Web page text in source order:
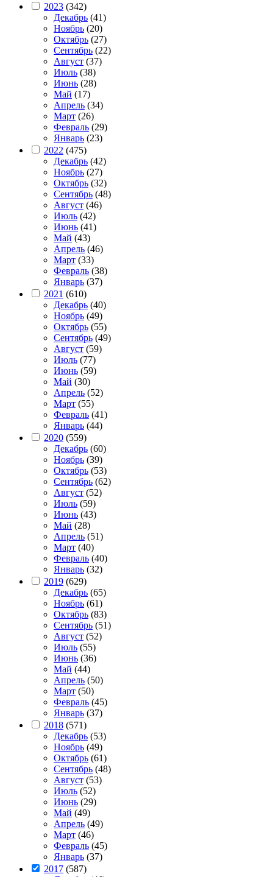
2023 (342)
Декабрь (41)
Ноябрь (20)
Октябрь (27)
Сентябрь (22)
Август (37)
Июль (38)
Июнь (28)
Май (17)
Апрель (34)
Март (26)
Февраль (29)
Январь (23)
2022 (475)
Декабрь (42)
Ноябрь (27)
Октябрь (32)
Сентябрь (48)
Август (46)
Июль (42)
Июнь (41)
Май (43)
Апрель (46)
Март (33)
Февраль (38)
Январь (37)
2021 (610)
Декабрь (40)
Ноябрь (49)
Октябрь (55)
Сентябрь (49)
Август (59)
Июль (77)
Июнь (59)
Май (30)
Апрель (52)
Март (55)
Февраль (41)
Январь (44)
2020 (559)
Декабрь (60)
Ноябрь (39)
Октябрь (53)
Сентябрь (62)
Август (52)
Июль (59)
Июнь (43)
Май (28)
Апрель (51)
Март (40)
Февраль (40)
Январь (32)
2019 (629)
Декабрь (65)
Ноябрь (61)
Октябрь (83)
Сентябрь (51)
Август (52)
Июль (55)
Июнь (36)
Май (44)
Апрель (50)
Март (50)
Февраль (45)
Январь (37)
2018 (571)
Декабрь (53)
Ноябрь (49)
Октябрь (61)
Сентябрь (48)
Август (53)
Июль (52)
Июнь (29)
Май (49)
Апрель (49)
Март (46)
Февраль (45)
Январь (37)
2017 (587)